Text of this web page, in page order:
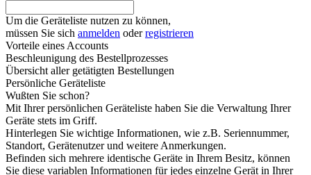
Um die Geräteliste nutzen zu können,
müssen Sie sich anmelden oderregistrieren
Vorteile eines Accounts
Beschleunigung des Bestellprozesses
Übersicht aller getätigten Bestellungen
Persönliche Geräteliste
Wußten Sie schon?
Mit Ihrer persönlichen Geräteliste haben Sie die Verwaltung Ihrer
Geräte stets im Griff.
Hinterlegen Sie wichtige Informationen, wie z.B. Seriennummer,
Standort, Gerätenutzer und weitere Anmerkungen.
Befinden sich mehrere identische Geräte in Ihrem Besitz, können
Sie diese variablen Informationen für jedes einzelne Gerät in Ihrer